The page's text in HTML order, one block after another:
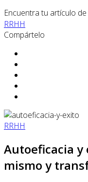
Encuentra tu artículo
RRHH
Compártelo
RRHH
Autoeficacia y
mismo y